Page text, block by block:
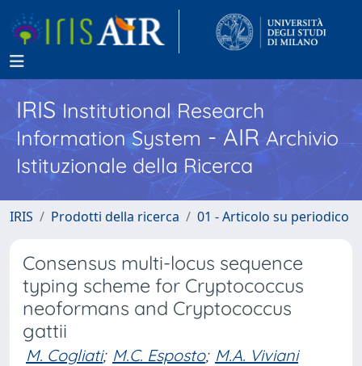
IRISInstitutional Research
Information System - AIR Archivio
Istituzionale della Ricerca
IRIS Prodotti della ricerca 01 - Articolo su periodico
Consensus multi-locus sequence
typing scheme for Cryptococcus
neoformans and Cryptococcus
gattii
M. Cogliati; M.C. Esposto; M.A. Viviani